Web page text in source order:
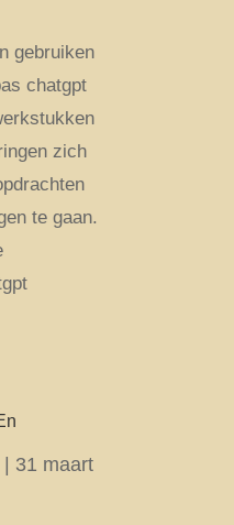
gebruiken
chatgpt
zich
te gaan.
| 31 maart